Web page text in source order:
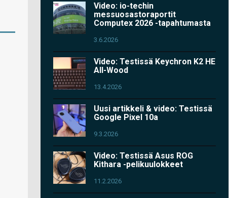
Video: io-techin
messuosastoraportit
Computex 2026 -tapahtumasta
3.6.2026
Video: Testissä Keychron K2 HE
All-Wood
13.4.2026
Uusi artikkeli & video: Testissä
Google Pixel 10a
9.3.2026
Video: Testissä Asus ROG
Kithara -pelikuulokkeet
11.2.2026